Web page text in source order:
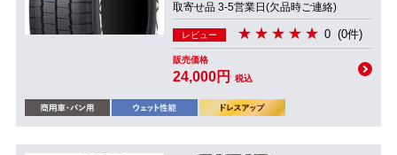
取寄せ品 3-5営業日(欠品時ご連絡)
レビュー 0 (0件)
販売価格
24,000円 税込